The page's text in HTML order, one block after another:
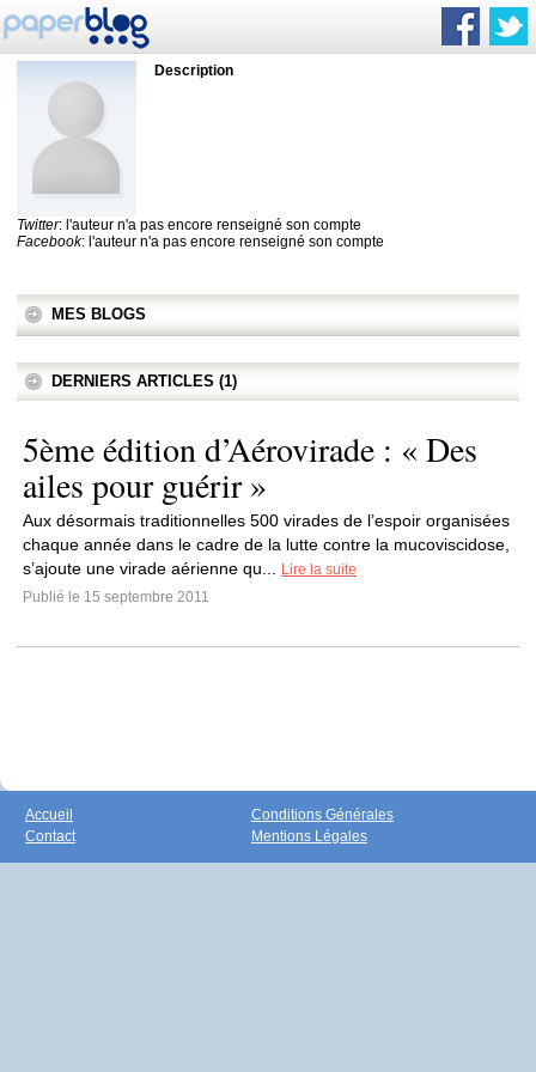
Description
Twitter: l'auteur n'a pas encore renseigné son compte
Facebook: l'auteur n'a pas encore renseigné son compte
MES BLOGS
DERNIERS ARTICLES (1)
5ème édition d’Aérovirade : « Des
ailes pour guérir »
Aux désormais traditionnelles 500 virades de l’espoir organisées
chaque année dans le cadre de la lutte contre la mucoviscidose,
s’ajoute une virade aérienne qu...
Lire la suite
Publié le 15 septembre 2011
Accueil
Contact
Conditions Générales
Mentions Légales